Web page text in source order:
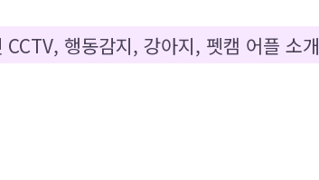
행동감지, 강아지, 펫캠 어플 소개